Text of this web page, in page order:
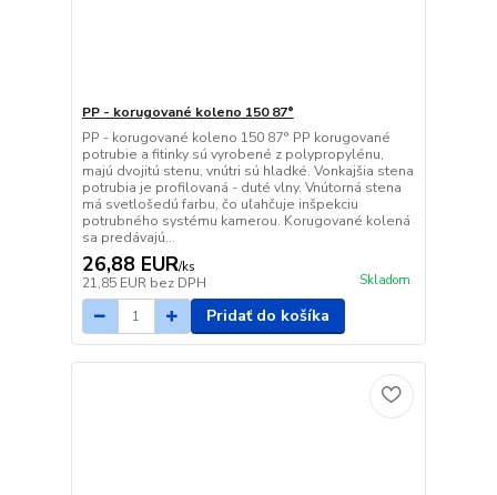
PP - korugované koleno 150 87°
PP - korugované koleno 150 87° PP korugované
potrubie a fitinky sú vyrobené z polypropylénu,
majú dvojitú stenu, vnútri sú hladké. Vonkajšia stena
potrubia je profilovaná - duté vlny. Vnútorná stena
má svetlošedú farbu, čo uľahčuje inšpekciu
potrubného systému kamerou. Korugované kolená
sa predávajú...
26,88 EUR/ks
21,85 EUR bez DPH Skladom
Pridať do košíka